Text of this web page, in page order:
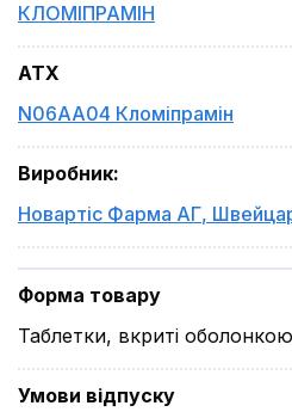
КЛОМІПРАМІН
ATX
N06AA04 Кломіпрамін
Виробник:
Новартіс Фарма АГ,
Форма товару
Таблетки, вкриті оболонкою
Умови відпуску